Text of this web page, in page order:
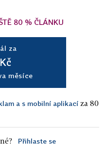
80 % ČLÁNKU
za
měsíce
a s mobilní aplikací za 80
Přihlaste se